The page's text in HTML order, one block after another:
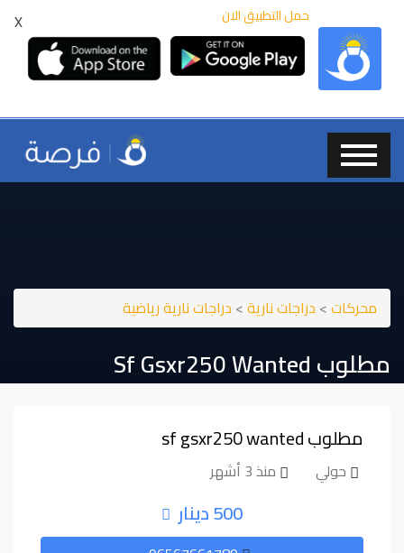
X حمل التطبيق الان
محركات> دراجات نارية> دراجات نارية رياضية
مطلوب ⁦⁦wanted⁩⁩ ⁦⁦gsxr250⁩⁩ ⁦⁦sf⁩⁩
مطلوب ⁦⁦wanted⁩⁩ ⁦⁦gsxr250⁩⁩ ⁦⁦sf⁩⁩
حولي منذ 3 أشهر
500 دينار